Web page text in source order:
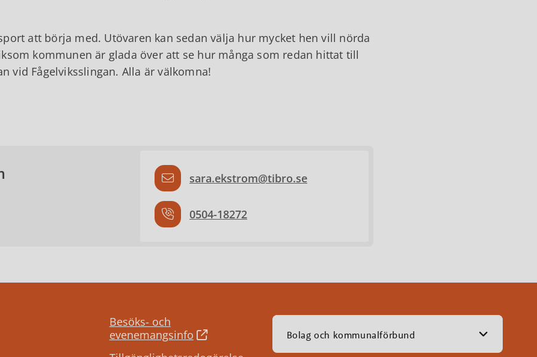
att börja med. Utövaren kan sedan välja hur mycket hen vill nörda
kommunen är glada över att se hur många som redan hittat till
vid Fågelviksslingan. Alla är välkomna!
sara.ekstrom@tibro.se
0504-18272
Besöks- och
evenemangsinfo
Bolag och kommunalförbund